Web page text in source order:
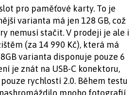
pro paměťové karty. To je
varianta má jen 128 GB, což
nemusí stačit. V prodeji je ale i
(za 14 990 Kč), která má
varianta disponuje pouze 6
je znát na USB-C konektoru,
rychlostí 2.0. Během testu
mnoho fotografií